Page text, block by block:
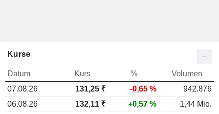
Kurse
Datum Kurs %
Volumen
07.08.26
131,25 ₹ -0,65 %
942.876
06.08.26
132,11 ₹ +0,57 %
1,44 Mio.